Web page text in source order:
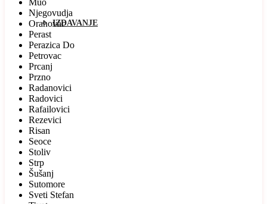
IZDAVANJE
Muo
Njegovudja
Orahovac
Perast
Perazica Do
Petrovac
Prcanj
Przno
Radanovici
Radovici
Rafailovici
Rezevici
Risan
Seoce
Stoliv
Strp
Šušanj
Sutomore
Sveti Stefan